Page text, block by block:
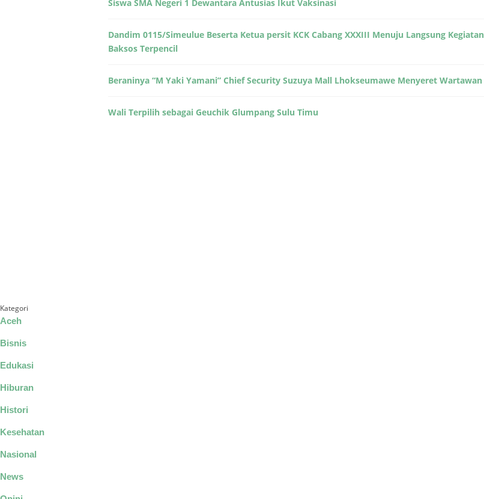
Siswa SMA Negeri 1 Dewantara Antusias Ikut Vaksinasi
Dandim 0115/Simeulue Beserta Ketua persit KCK Cabang XXXIII Menuju Langsung Kegiatan
Baksos Terpencil
Beraninya “M Yaki Yamani” Chief Security Suzuya Mall Lhokseumawe Menyeret Wartawan
Wali Terpilih sebagai Geuchik Glumpang Sulu Timu
Kategori
Aceh
Bisnis
Edukasi
Hiburan
Histori
Kesehatan
Nasional
News